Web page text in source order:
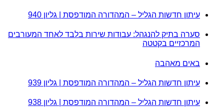
עיתון חדשות הגליל – המהדורה המודפסת | גליון 940
סערה בתיק להנגהל: עבודות שירות בלבד לאחד המעורבים
המרכזיים בקטטה
באים מאהבה
עיתון חדשות הגליל – המהדורה המודפסת | גליון 939
עיתון חדשות הגליל – המהדורה המודפסת | גליון 938